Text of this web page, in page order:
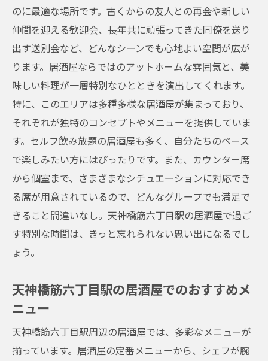
のに最適な場所です。古くからの友人との再会や新しい
仲間を迎える歓迎会、長年共に頑張ってきた同僚を送り
出す送別会など、どんなシーンでも心地よい空間が広が
ります。居酒屋ならではのアットホームな雰囲気と、美
味しい料理が一層特別なひとときを演出してくれます。
特に、このエリアは多種多様な居酒屋が集まっており、
それぞれが独特のコンセプトやメニューを提供していま
す。セルフ飲み放題の居酒屋も多く、自分たちのペース
で楽しみたい方にはぴったりです。また、カウンター席
から個室まで、さまざまなシチュエーションに対応でき
る席が用意されているので、どんなグループでも満足で
きること間違いなし。天神橋筋六丁目駅の居酒屋で過ご
す特別な時間は、きっと忘れられない思い出になるでし
ょう。
天神橋筋六丁目駅の居酒屋でのおすすめメ
ニュー
天神橋筋六丁目駅周辺の居酒屋では、多彩なメニューが
揃っています。居酒屋の定番メニューから、シェフが腕